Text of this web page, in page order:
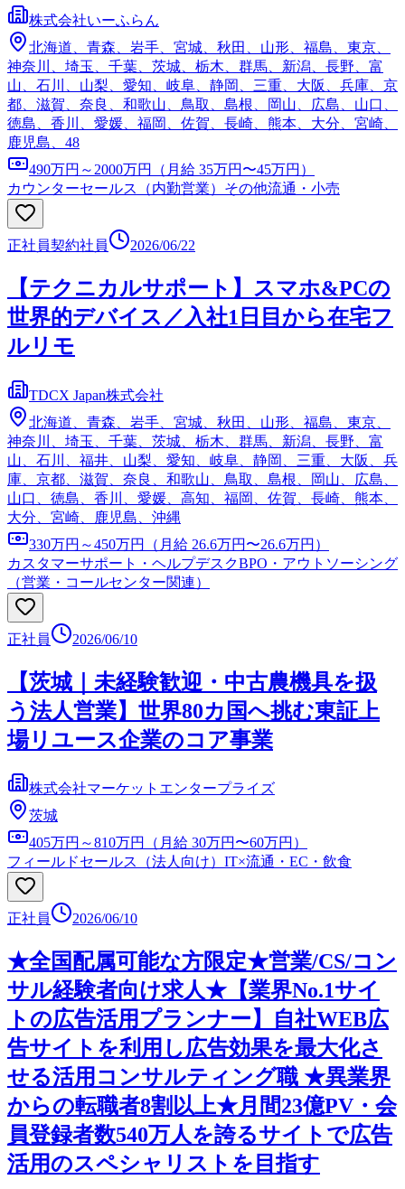
株式会社いーふらん
北海道、青森、岩手、宮城、秋田、山形、福島、東京、
神奈川、埼玉、千葉、茨城、栃木、群馬、新潟、長野、富
山、石川、山梨、愛知、岐阜、静岡、三重、大阪、兵庫、京
都、滋賀、奈良、和歌山、鳥取、島根、岡山、広島、山口、
徳島、香川、愛媛、福岡、佐賀、長崎、熊本、大分、宮崎、
鹿児島、48
490万円～2000万円（月給 35万円〜45万円）
カウンターセールス（内勤営業） その他流通・小売
正社員契約社員 2026/06/22
【テクニカルサポート】スマホ&PCの
世界的デバイス／入社1日目から在宅フ
ルリモ
TDCX Japan株式会社
北海道、青森、岩手、宮城、秋田、山形、福島、東京、
神奈川、埼玉、千葉、茨城、栃木、群馬、新潟、長野、富
山、石川、福井、山梨、愛知、岐阜、静岡、三重、大阪、兵
庫、京都、滋賀、奈良、和歌山、鳥取、島根、岡山、広島、
山口、徳島、香川、愛媛、高知、福岡、佐賀、長崎、熊本、
大分、宮崎、鹿児島、沖縄
330万円～450万円（月給 26.6万円〜26.6万円）
カスタマーサポート・ヘルプデスクBPO・アウトソーシング
（営業・コールセンター関連）
正社員 2026/06/10
【茨城｜未経験歓迎・中古農機具を扱
う法人営業】世界80カ国へ挑む東証上
場リユース企業のコア事業
株式会社マーケットエンタープライズ
茨城
405万円～810万円（月給 30万円〜60万円）
フィールドセールス（法人向け） IT×流通・EC・飲食
正社員 2026/06/10
★全国配属可能な方限定★営業/CS/コン
サル経験者向け求人★【業界No.1サイ
トの広告活用プランナー】自社WEB広
告サイトを利用し広告効果を最大化さ
せる活用コンサルティング職 ★異業界
からの転職者8割以上★月間23億PV・会
員登録者数540万人を誇るサイトで広告
活用のスペシャリストを目指す